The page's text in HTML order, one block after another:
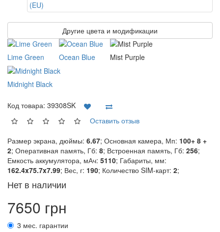
Другие цвета и модификации
Lime Green Ocean Blue Mist Purple
Midnight Black
Код товара: 39308SK
Оставить отзыв
Размер экрана, дюймы: 6.67; Основная камера, Мп: 100+ 8 +
2; Оперативная память, Гб: 8; Встроенная память, Гб: 256;
Емкость аккумулятора, мАч: 5110; Габариты, мм:
162.4x75.7x7.99; Вес, г: 190; Количество SIM-карт: 2;
Нет в наличии
7650 грн
3 мес. гарантии